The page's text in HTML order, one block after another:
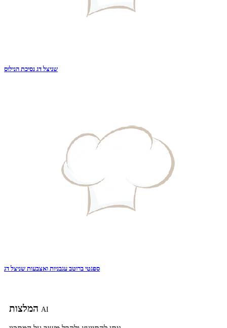
שניצל דג נסיכת הנילוס
ספגטי ברוטב עגבניות ואצבעות שניצל דג
AI